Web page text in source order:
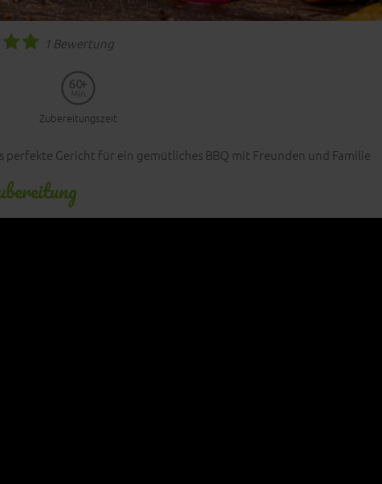
1 Bewertung
Zubereitungszeit
Gericht für ein gemütliches BBQ mit Freunden und Familie